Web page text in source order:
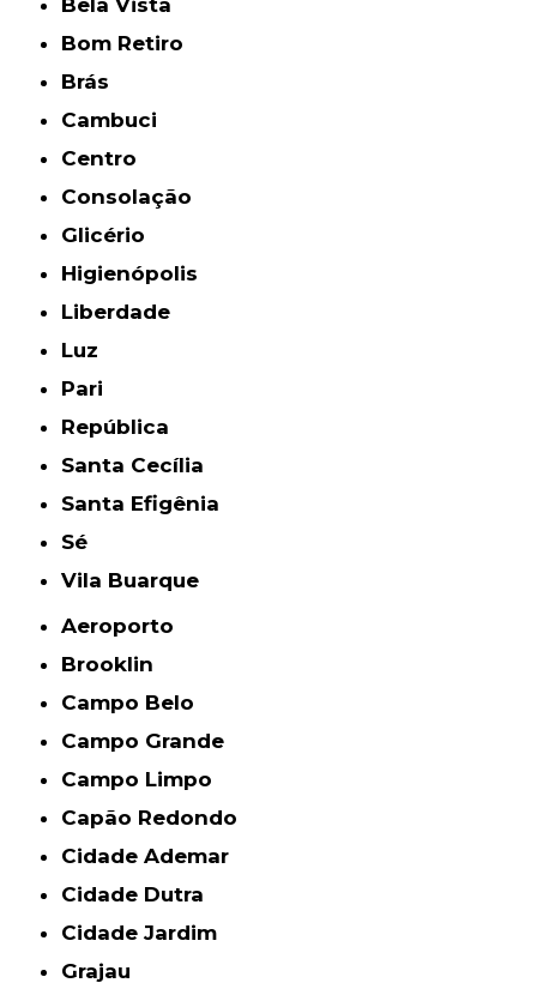
Bom Retiro
Brás
Cambuci
Centro
Consolação
Glicério
Higienópolis
Liberdade
Luz
Pari
República
Santa Cecília
Santa Efigênia
Sé
Vila Buarque
Aeroporto
Brooklin
Campo Belo
Campo Grande
Campo Limpo
Capão Redondo
Cidade Ademar
Cidade Dutra
Cidade Jardim
Grajau